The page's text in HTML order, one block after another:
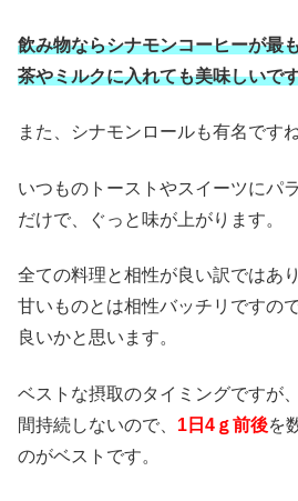
飲み物ならシナモンコーヒーが最
茶やミルクに入れても美味しいで
また、シナモンロールも有名ですね
いつものトーストやスイーツにパ
だけで、ぐっと味が上がります。
全ての料理と相性が良い訳ではあ
甘いものとは相性バッチリですの
良いかと思います。
ベストな摂取のタイミングですが
間持続しないので、 1日4ｇ前後を
のがベストです。